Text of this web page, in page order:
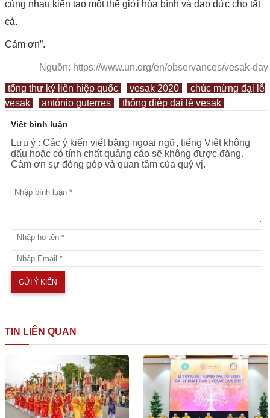
cùng nhau kiến tạo một thế giới hòa bình và đạo đức cho tất
cả.
Cảm ơn”.
Nguồn: https://www.un.org/en/observances/vesak-day
tổng thư ký liên hiệp quốc vesak 2020
chúc mừng đại lễ
vesak
antónio guterres thông điệp đại lễ vesak
Viết bình luận
Lưu ý : Các ý kiến viết bằng ngoại ngữ, tiếng Việt không
dấu hoặc có tính chất quảng cáo sẽ không được đăng.
Cám ơn sự đóng góp và quan tâm của quý vị.
TIN LIÊN QUAN